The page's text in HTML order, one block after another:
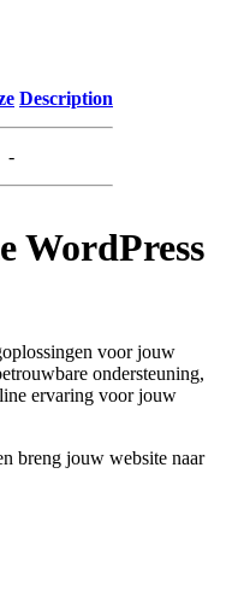
Description
-
WordPress
voor jouw
ondersteuning,
ervaring voor jouw
breng jouw website naar